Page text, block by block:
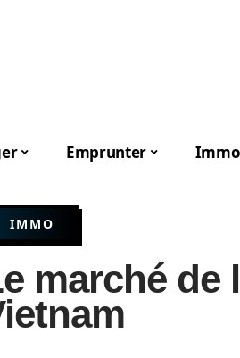
Emprunter Immo
IMMO
marché de